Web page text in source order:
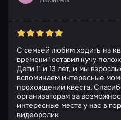
С семьей любим ходить на
времени" оставил кучу
Дети 11 и 13 лет, и мы
вспоминаем интересные
прохождении квеста.
организаторам за
интересные места у нас в
видеоролик